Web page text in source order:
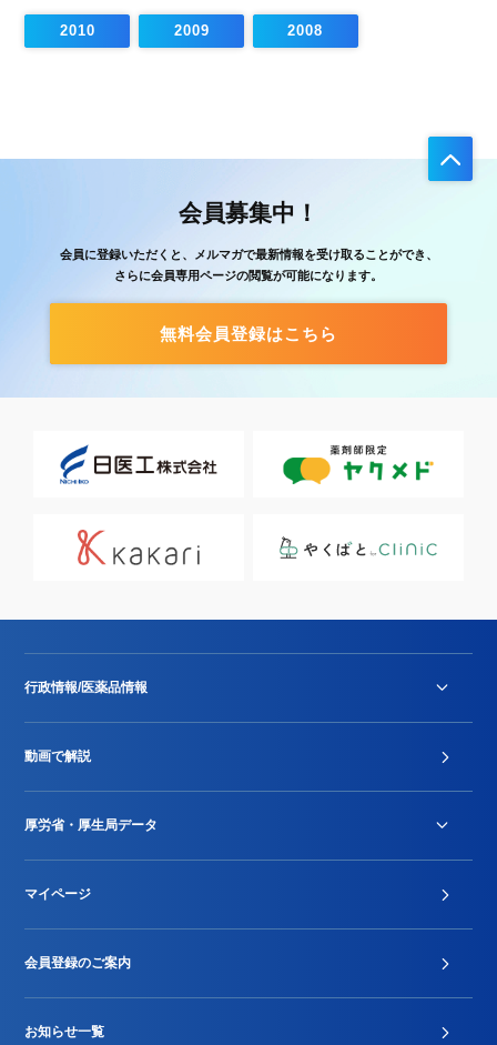
2010 2009 2008
会員募集中！
会員に登録いただくと、メルマガで最新情報を受け取ることができ、
さらに会員専用ページの閲覧が可能になります。
無料会員登録はこちら
行政情報/医薬品情報
Stu-GEレポート
動画で解説
厚労省・厚生局データ
2024年度新設項目届出状況
マイページ
会員登録のご案内
お知らせ一覧